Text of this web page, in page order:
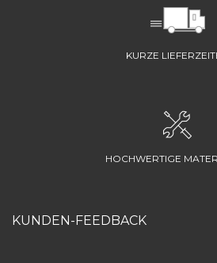
KURZE
HOCHWERTIGE
KUNDEN-FEEDBACK